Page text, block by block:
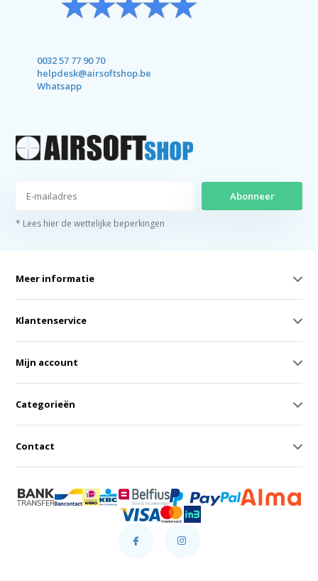
0032 57 77 90 70
helpdesk@airsoftshop.be
Whatsapp
Abonneer
* Lees hier de wettelijke beperkingen
Meer informatie
Klantenservice
Mijn account
Categorieën
Contact